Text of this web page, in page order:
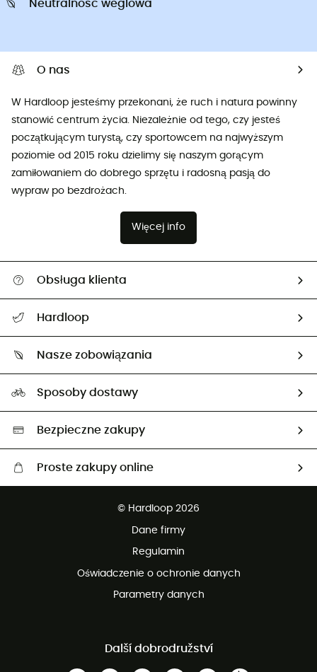
Neutralnosc weglowa
O nas
W Hardloop jesteśmy przekonani, że ruch i natura powinny
stanowić centrum życia. Niezależnie od tego, czy jesteś
początkującym turystą, czy sportowcem na najwyższym
poziomie od 2015 roku dzielimy się naszym gorącym
zamiłowaniem do dobrego sprzętu i radosną pasją do
wypraw po bezdrożach.
Więcej info
Obsługa klienta
Śledzenie przesyłki
Zwrot artykułów i zwrot środków
Hardloop
Ambasadorzy
Nasze zobowiązania
Neutralność węglowa
Wybrane produkty eko
Sposoby dostawy
Bezpieczne zakupy
Proste zakupy online
100 dni na bezpłatny zwrot
© Hardloop 2026
Dane firmy
Regulamin
Oświadczenie o ochronie danych
Parametry danych
Další dobrodružství